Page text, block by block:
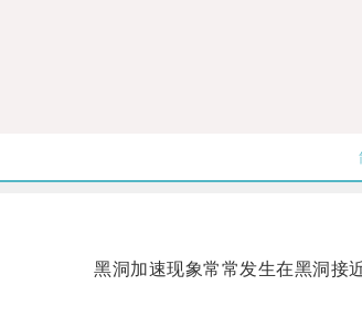
黑洞加速现象常常发生在黑洞接近